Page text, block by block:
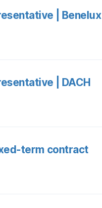
| Benelux
| DACH
term contract